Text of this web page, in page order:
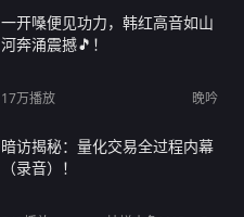
一开嗓便见功力，韩红高音如山
河奔涌震撼🎵！
17万播放 晚吟
暗访揭秘：量化交易全过程内幕
（录音）！